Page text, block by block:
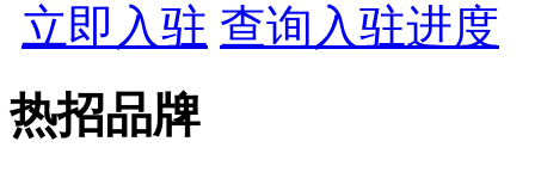
立即入驻 查询入驻进度
热招品牌